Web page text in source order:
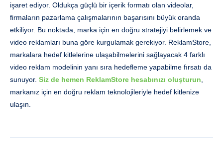
işaret ediyor. Oldukça güçlü bir içerik formatı olan videolar,
firmaların pazarlama çalışmalarının başarısını büyük oranda
etkiliyor. Bu noktada, marka için en doğru stratejiyi belirlemek ve
video reklamları buna göre kurgulamak gerekiyor. ReklamStore,
markalara hedef kitlelerine ulaşabilmelerini sağlayacak 4 farklı
video reklam modelinin yanı sıra hedefleme yapabilme fırsatı da
sunuyor. Siz de hemen ReklamStore hesabınızı oluşturun
markanız için en doğru reklam teknolojileriyle hedef kitlenize
ulaşın.